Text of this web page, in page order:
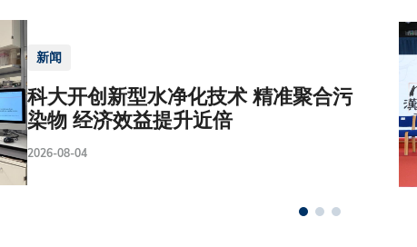
新闻
科大开创新型水净化技术 精准聚合污
染物 经济效益提升近倍
2026-08-04